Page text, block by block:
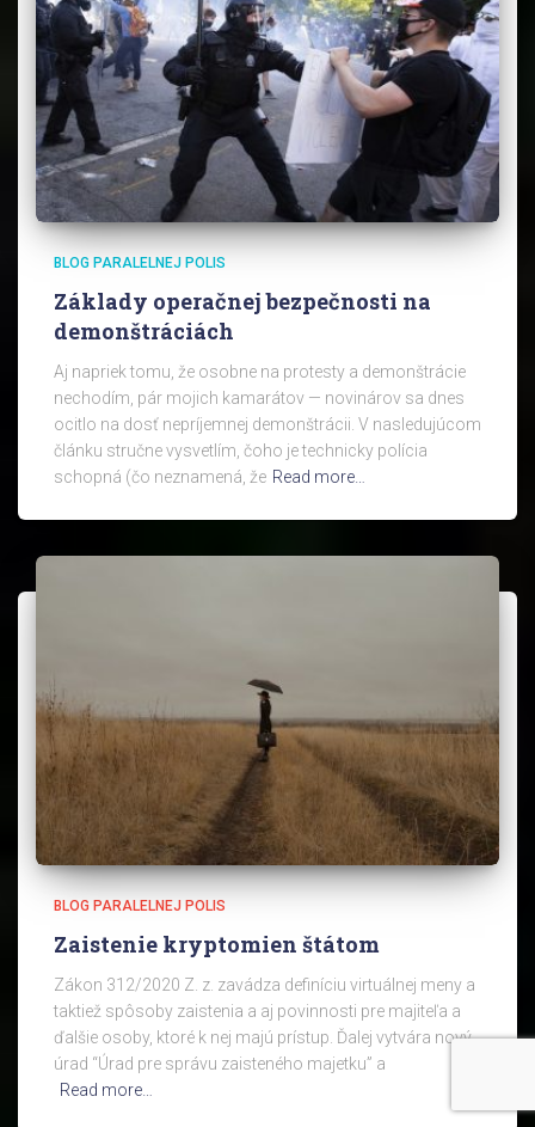
BLOG PARALELNEJ POLIS
Základy operačnej bezpečnosti na
demonštráciách
Aj napriek tomu, že osobne na protesty a demonštrácie
nechodím, pár mojich kamarátov — novinárov sa dnes
ocitlo na dosť nepríjemnej demonštrácii. V nasledujúcom
článku stručne vysvetlím, čoho je technicky polícia
schopná (čo neznamená, že Read more…
BLOG PARALELNEJ POLIS
Zaistenie kryptomien štátom
Zákon 312/2020 Z. z. zavádza definíciu virtuálnej meny a
taktiež spôsoby zaistenia a aj povinnosti pre majiteľa a
ďalšie osoby, ktoré k nej majú prístup. Ďalej vytvára nový
úrad “Úrad pre správu zaisteného majetku” a
Read more…